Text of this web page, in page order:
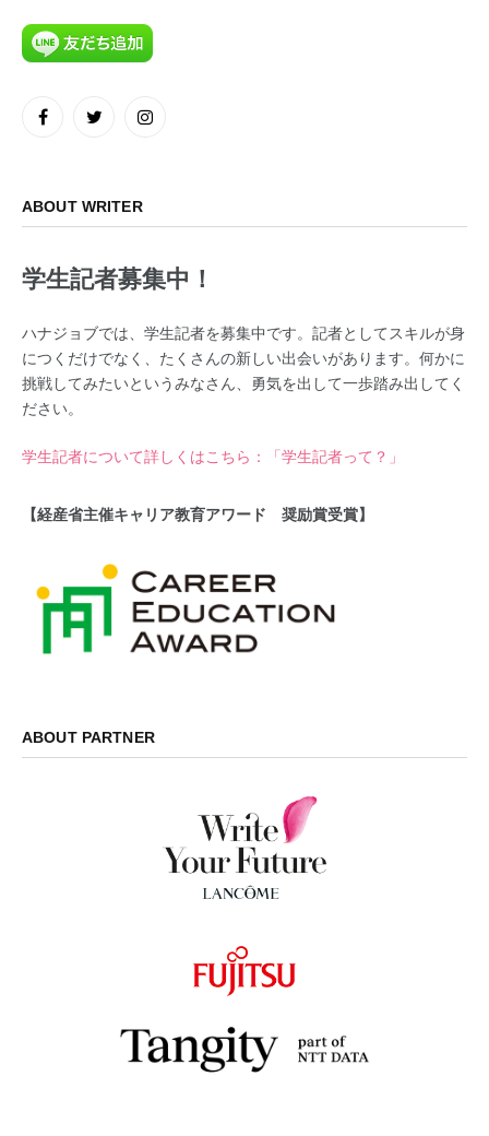
FacebookTwitter Instagram
ABOUT WRITER
学生記者募集中！
ハナジョブでは、学生記者を募集中です。記者としてスキルが身
につくだけでなく、たくさんの新しい出会いがあります。何かに
挑戦してみたいというみなさん、勇気を出して一歩踏み出してく
ださい。
学生記者について詳しくはこちら：「学生記者って？」
【経産省主催キャリア教育アワード 奨励賞受賞】
ABOUT PARTNER